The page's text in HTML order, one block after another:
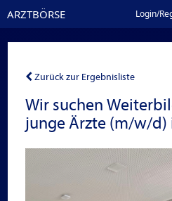
ARZTBÖRSE Login/
Zurück zur Ergebnisliste
Wir suchen
junge Ärzte (m/w/d)